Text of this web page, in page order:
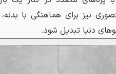
نیز برای هماهنگی با
دنیا تبدیل شود.